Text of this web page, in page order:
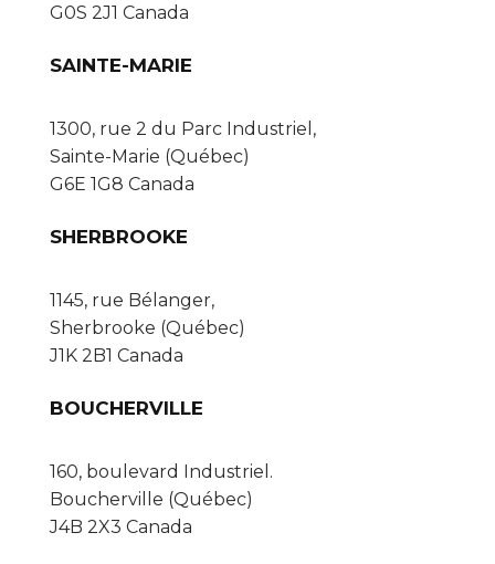
G0S 2J1 Canada
SAINTE-MARIE
1300, rue 2 du Parc Industriel,
Sainte-Marie (Québec)
G6E 1G8 Canada
SHERBROOKE
1145, rue Bélanger,
Sherbrooke (Québec)
J1K 2B1 Canada
BOUCHERVILLE
160, boulevard Industriel.
Boucherville (Québec)
J4B 2X3 Canada